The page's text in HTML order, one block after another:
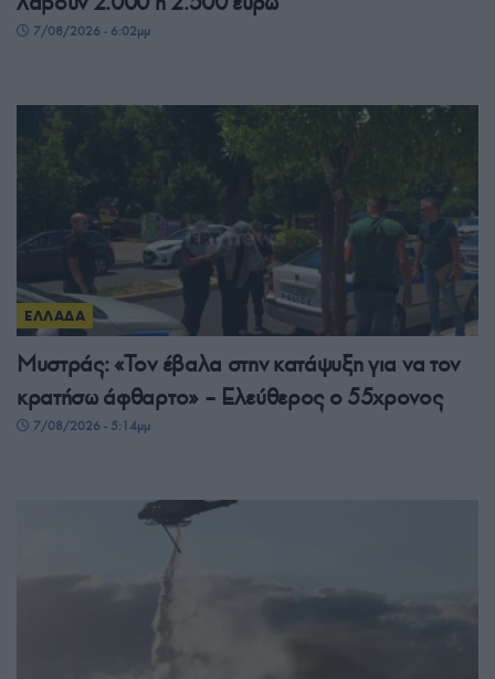
7/08/2026 - 6:02μμ
ΕΛΛΑΔΑ
Μυστράς: «Τον έβαλα στην κατάψυξη για να τον
κρατήσω άφθαρτο» – Ελεύθερος ο 55χρονος
7/08/2026 - 5:14μμ